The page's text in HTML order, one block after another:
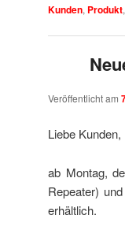
Kunden, Produkt,
Veröffentlicht am
Liebe Kunden,
ab Montag,
Repeater)
erhältlich.